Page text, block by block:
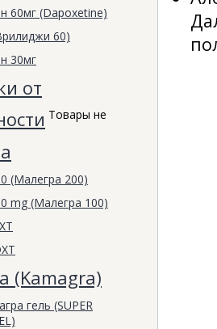
60мг (Dapoxetine)
60)
30мг
от
Товары не
(Малегра 200)
mg (Малегра 100)
(Kamagra)
гель (SUPER